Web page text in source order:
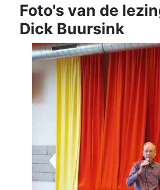
Foto's van de
Dick Buursink